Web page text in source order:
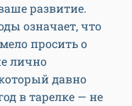
развитие.
означает, что
просить о
лично
давно
в тарелке — не